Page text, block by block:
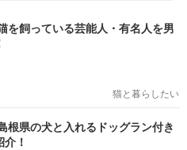
を飼っている芸能人・有名人を男
猫と暮らしたい
根県の犬と入れるドッグラン付き
！